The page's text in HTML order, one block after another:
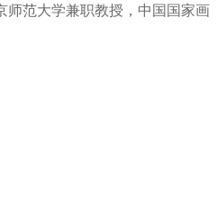
师范大学兼职教授，中国国家画